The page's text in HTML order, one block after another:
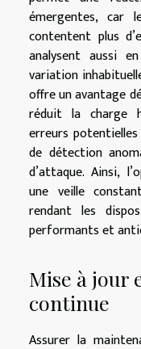
émergentes, car
contentent plus
analysent aussi
variation
offre un avantage
réduit la charge
erreurs
de détection
d’attaque. Ainsi,
une veille
rendant les
performants et
Mise à jour
continue
Assurer la